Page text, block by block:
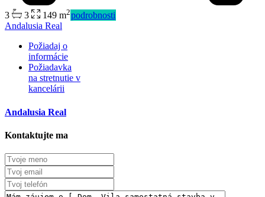
Predaj
3 3 149 m2podrobnosti
Andalusia Real
Požiadaj o
informácie
Požiadavka
na stretnutie v
kancelárii
Andalusia Real
Kontaktujte ma